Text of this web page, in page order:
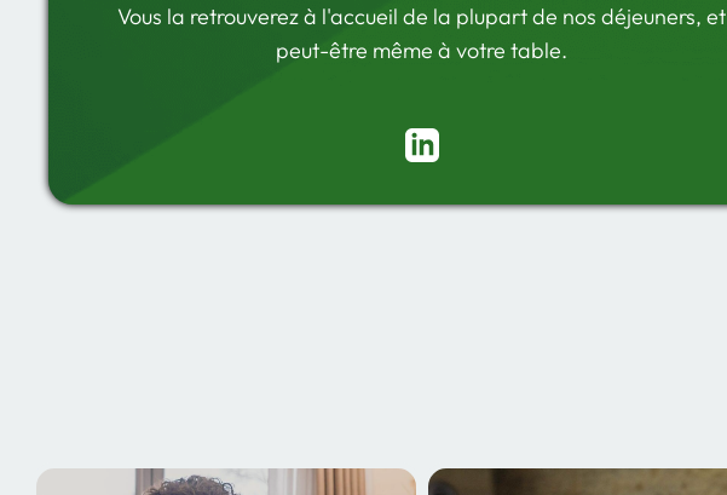
Vous la retrouverez à l'accueil de la plupart de nos déjeuners, et
peut-être même à votre table.